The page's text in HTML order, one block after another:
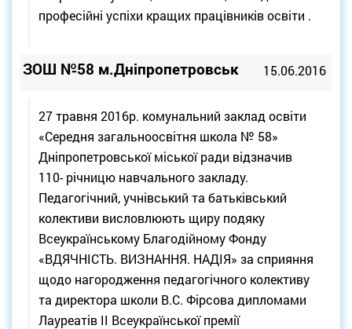
професійні успіхи кращих працівників освіти .
ЗОШ №58 м.Дніпропетровськ 15.06.2016
27 травня 2016р. комунальний заклад освіти
«Середня загальноосвітня школа № 58»
Дніпропетровської міської ради відзначив
110- річницю навчального закладу.
Педагогічний, учнівський та батьківський
колективи висловлюють щиру подяку
Всеукраїнському Благодійному Фонду
«ВДЯЧНІСТЬ. ВИЗНАННЯ. НАДІЯ» за сприяння
щодо нагородження педагогічного колективу
та директора школи В.С. Фірсова дипломами
Лауреатів ІІ Всеукраїнської премії